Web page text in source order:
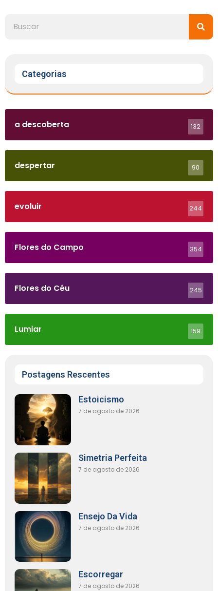
Categorias
a descoberta 132
despertar 90
evoluir 244
Flores do Campo 354
Flores do Céu 245
Lumiar 159
Postagens Rescentes
Estoicismo
7 de agosto de 2026
Simetria Perfeita
7 de agosto de 2026
Ensejo Da Vida
7 de agosto de 2026
Escorregar
7 de agosto de 2026